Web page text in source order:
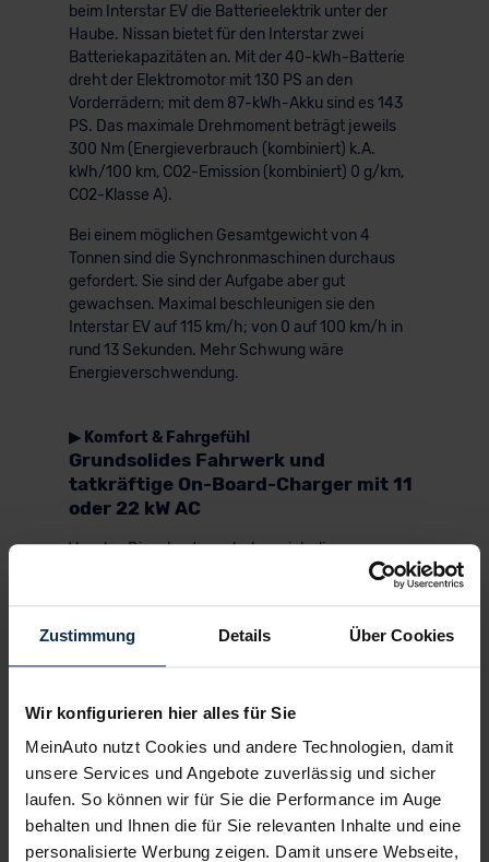
Zustimmung Details Über Cookies
Wir konfigurieren hier alles für Sie
MeinAuto nutzt Cookies und andere Technologien, damit
unsere Services und Angebote zuverlässig und sicher
laufen. So können wir für Sie die Performance im Auge
behalten und Ihnen die für Sie relevanten Inhalte und eine
personalisierte Werbung zeigen. Damit unsere Webseite,
beim Interstar EV die Batterieelektrik unter der
Haube. Nissan bietet für den Interstar zwei
Batteriekapazitäten an. Mit der 40-kWh-Batterie
dreht der Elektromotor mit 130 PS an den
Vorderrädern; mit dem 87-kWh-Akku sind es 143
PS. Das maximale Drehmoment beträgt jeweils
300 Nm (Energieverbrauch (kombiniert) k.A.
kWh/100 km, CO2-Emission (kombiniert) 0 g/km,
CO2-Klasse A).
Bei einem möglichen Gesamtgewicht von 4
Tonnen sind die Synchronmaschinen durchaus
gefordert. Sie sind der Aufgabe aber gut
gewachsen. Maximal beschleunigen sie den
Interstar EV auf 115 km/h; von 0 auf 100 km/h in
rund 13 Sekunden. Mehr Schwung wäre
Energieverschwendung.
▶ Komfort & Fahrgefühl
Grundsolides Fahrwerk und
tatkräftige On-Board-Charger mit 11
oder 22 kW AC
Von den Dieselmotoren heben sich die
elektrischen Antriebe vor allem im Stadtverkehr
ab: sowohl mit ihrer Laufruhe; wie mit ihrer Art des
anstandslos, das andere mit einem großen Anteil
vom Energierückgewinnungssystem. Die gute
dafür, dass der Interstar-e mit seiner Energie recht
Strom für 175 Kilometer – das genügt für einen
dezidierten Stadtlieferwagen.
Wer mit dem Interstar EV ein größeres Revier
beackern will, der ist mit dem größeren Akku